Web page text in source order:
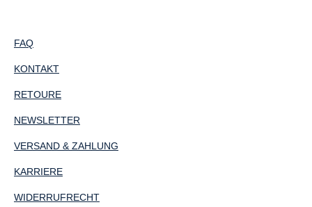
FAQ
KONTAKT
RETOURE
NEWSLETTER
VERSAND & ZAHLUNG
KARRIERE
WIDERRUFRECHT